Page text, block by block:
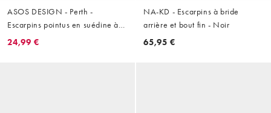
ASOS DESIGN - Perth -
Escarpins pointus en suédine à
talon aiguille haut - Noir
24,99 €
NA-KD - Escarpins à bride
arrière et bout fin - Noir
65,95 €